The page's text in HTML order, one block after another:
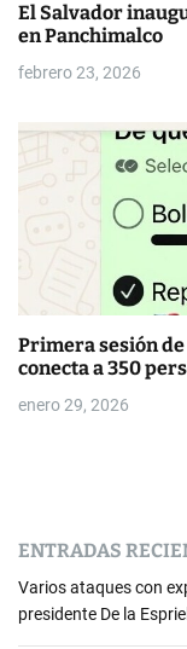
El Salvador
en Panchimalco
febrero 23, 2026
Primera sesión
conecta a 350
enero 29, 2026
ENTRADAS
Varios ataques con
presidente De la